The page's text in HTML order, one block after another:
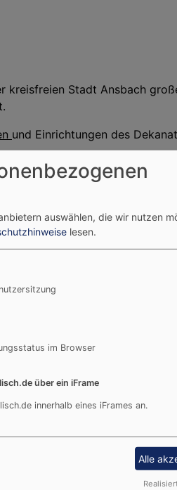
Stadt Ansbach
und Einrichtungen des
sich überraschen.
LEBEN
auswählen, die wir nutzen
lesen.
im Browser
über ein iFrame
innerhalb eines iFrames an.
Alle